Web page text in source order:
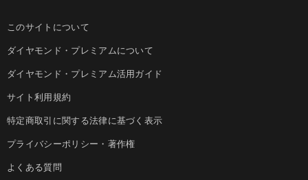
このサイトについて
ダイヤモンド・プレミアムについて
ダイヤモンド・プレミアム活用ガイド
サイト利用規約
特定商取引に関する法律に基づく表示
プライバシーポリシー・著作権
よくある質問